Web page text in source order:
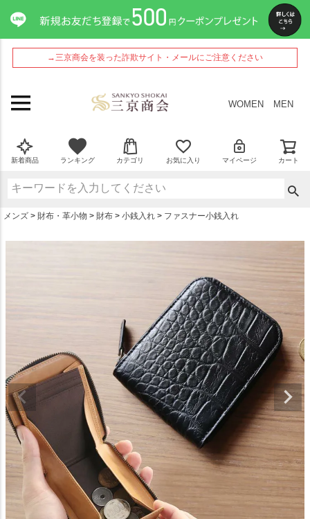
→三京商会を装った詐欺サイト・メールにご注意ください
WOMEN MEN
新着商品 ランキング カテゴリ お気に入り マイページ カート
メンズ 財布・革小物 財布 小銭入れ ファスナー小銭入れ
ペー
ジト
ップ
へ